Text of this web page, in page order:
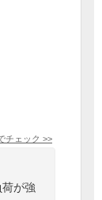
チェック >>
が強